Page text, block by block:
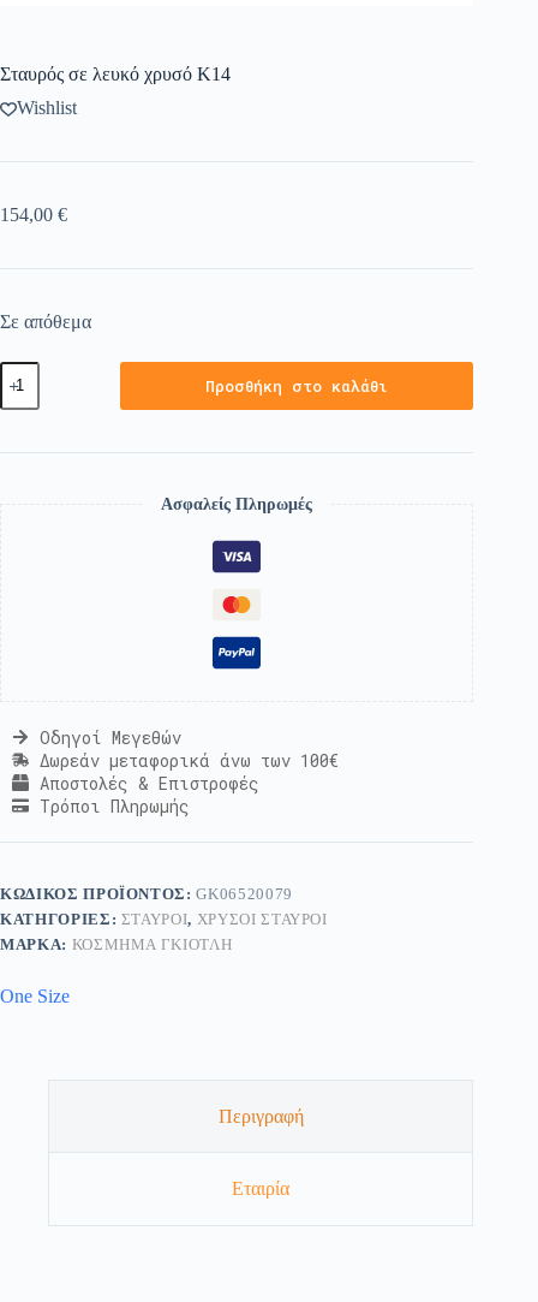
Σταυρός σε λευκό χρυσό Κ14
Wishlist
154,00 €
Σε απόθεμα
Προσθήκη στο καλάθι
Ασφαλείς Πληρωμές
Οδηγοί Μεγεθών
Δωρεάν μεταφορικά άνω των 100€
Αποστολές & Επιστροφές
Τρόποι Πληρωμής
ΚΩΔΙΚΌΣ ΠΡΟΪΌΝΤΟΣ:GK06520079
ΚΑΤΗΓΟΡΊΕΣ: ΣΤΑΥΡΟΊ, ΧΡΥΣΟΊ ΣΤΑΥΡΟΊ
ΜΆΡΚΑ: ΚΟΣΜΗΜΑ ΓΚΙΟΤΛΗ
One Size
Περιγραφή
Εταιρία